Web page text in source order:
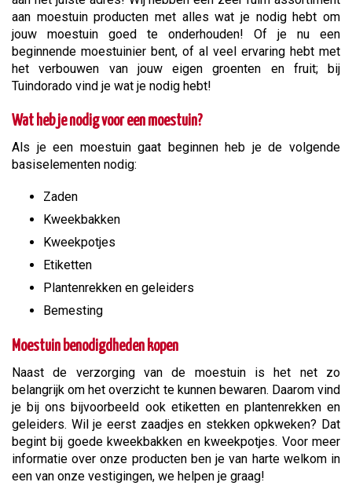
aan moestuin producten met alles wat je nodig hebt om
jouw moestuin goed te onderhouden! Of je nu een
beginnende moestuinier bent, of al veel ervaring hebt met
het verbouwen van jouw eigen groenten en fruit; bij
Tuindorado vind je wat je nodig hebt!
Wat heb je nodig voor een moestuin?
Als je een moestuin gaat beginnen heb je de volgende
basiselementen nodig:
Zaden
Kweekbakken
Kweekpotjes
Etiketten
Plantenrekken en geleiders
Bemesting
Moestuin benodigdheden kopen
Naast de verzorging van de moestuin is het net zo
belangrijk om het overzicht te kunnen bewaren. Daarom vind
je bij ons bijvoorbeeld ook etiketten en plantenrekken en
geleiders. Wil je eerst zaadjes en stekken opkweken? Dat
begint bij goede kweekbakken en kweekpotjes. Voor meer
informatie over onze producten ben je van harte welkom in
een van onze vestigingen, we helpen je graag!